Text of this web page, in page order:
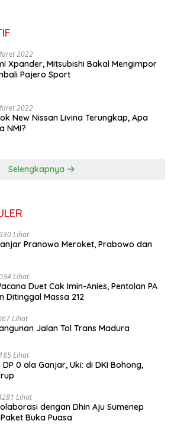
2022
Xpander, Mitsubishi Bakal Mengimpor
Pajero Sport
2022
New Nissan Livina Terungkap, Apa
NMI?
Selengkapnya
Lihat
Pranowo Meroket, Prabowo dan
Lihat
Duet Cak Imin-Anies, Pentolan PA
Ditinggal Massa 212
Lihat
Jalan Tol Trans Madura
Lihat
0 ala Ganjar, Uki: di DKI Bohong,
Lihat
dengan Dhin Aju Sumenep
Buka Puasa